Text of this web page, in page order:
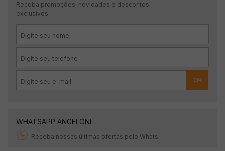
Receba promoções, novidades e descontos
exclusivos.
OK
WHATSAPP ANGELONI
Receba nossas últimas ofertas pelo Whats.